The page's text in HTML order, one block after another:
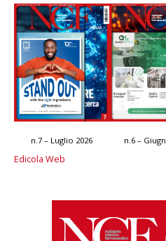
n.7 – Luglio 2026 n.6 –
Edicola Web